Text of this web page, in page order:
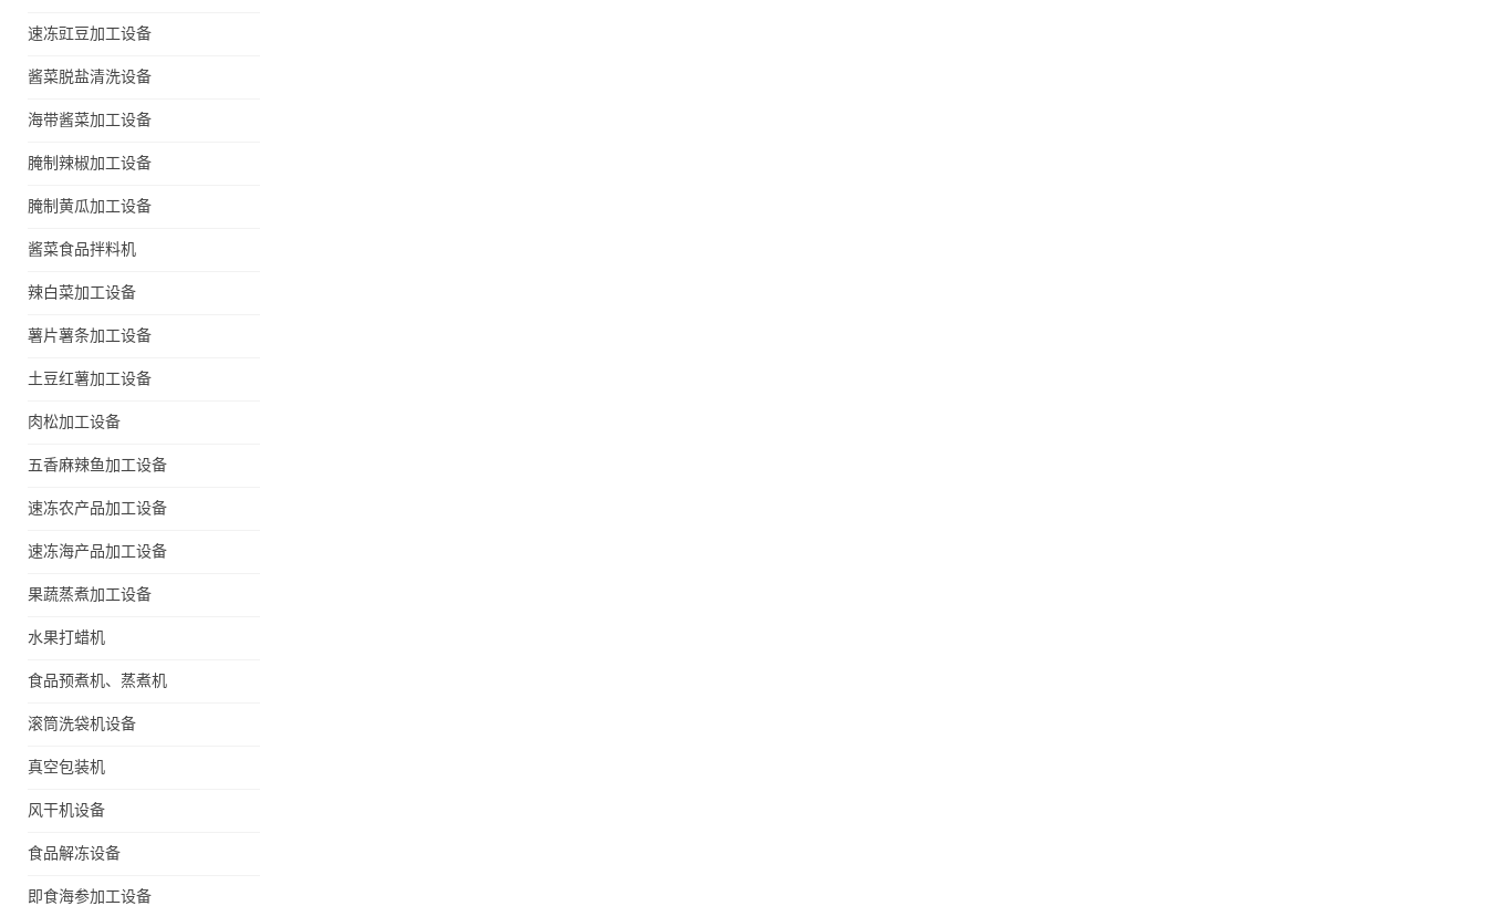
速冻豇豆加工设备
酱菜脱盐清洗设备
海带酱菜加工设备
腌制辣椒加工设备
腌制黄瓜加工设备
酱菜食品拌料机
辣白菜加工设备
薯片薯条加工设备
土豆红薯加工设备
肉松加工设备
五香麻辣鱼加工设备
速冻农产品加工设备
速冻海产品加工设备
果蔬蒸煮加工设备
水果打蜡机
食品预煮机、蒸煮机
滚筒洗袋机设备
真空包装机
风干机设备
食品解冻设备
即食海参加工设备